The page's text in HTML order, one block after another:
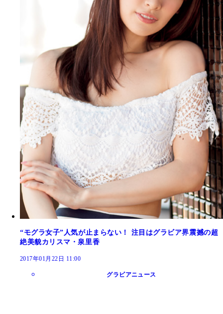
“モグラ女子”人気が止まらない！ 注目はグラビア界震撼の超
絶美貌カリスマ・泉里香
2017年01月22日 11:00
グラビアニュース